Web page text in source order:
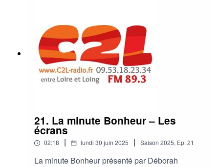
21. La minute Bonheur – Les
écrans
02:18 | lundi 30 juin 2025 | Saison 2025, Ep. 21
La minute Bonheur présenté par Déborah